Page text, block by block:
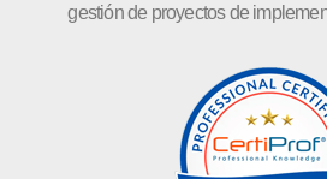
gestión de proyectos de